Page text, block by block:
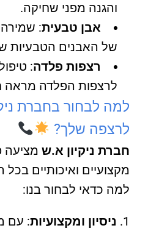
והגנה מפני שחיקה.
אבן טבעית: שמירה
של האבנים הטבעיות
רצפות פלדה:
לרצפות הפלדה מראה
למה לבחור בחברת
לרצפה שלך?
חברת ניקיון א.ש מציעה
מקצועיים ואיכותיים
למה כדאי לבחור בנו:
ניסיון ומקצועיות